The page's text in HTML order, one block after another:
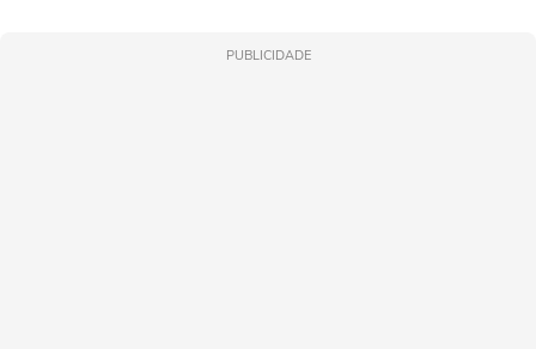
PUBLICIDADE